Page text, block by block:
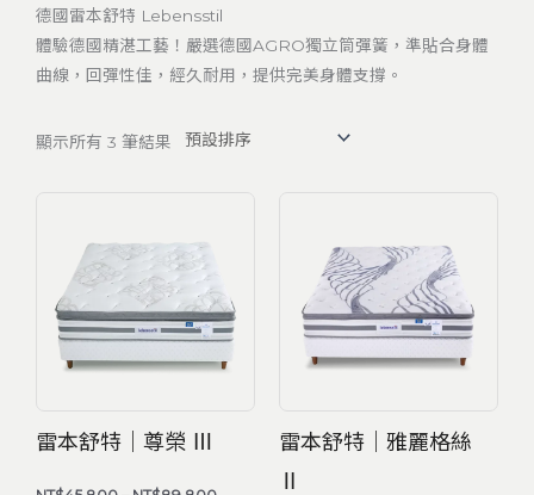
德國雷本舒特 Lebensstil
體驗德國精湛工藝！嚴選德國AGRO獨立筒彈簧，準貼合身體
曲線，回彈性佳，經久耐用，提供完美身體支撐。
顯示所有 3 筆結果
雷本舒特｜尊榮 Ⅲ
NT$89,800
雷本舒特｜雅麗格絲
Ⅱ
到